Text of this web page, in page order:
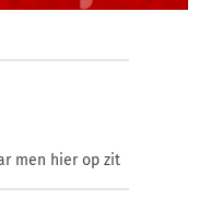
men hier op zit